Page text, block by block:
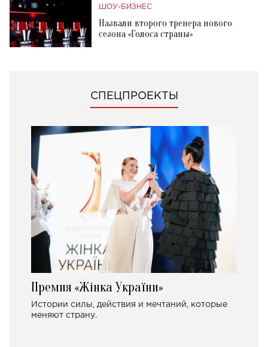
ШОУ-БИЗНЕС
Назвали второго тренера нового
сезона «Голоса страны»
СПЕЦПРОЕКТЫ
Премия «Жінка України»
Истории силы, действия и мечтаний, которые
меняют страну.